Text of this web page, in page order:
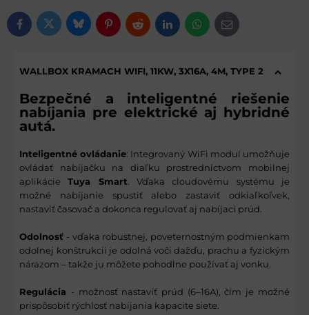
FacebookTwitterBlueskyPinterestRedditLinkedInWhatsApp
E-mail
WALLBOX KRAMACH WIFI, 11KW, 3X16A, 4M, TYPE 2
Bezpečné a inteligentné riešenie
nabíjania pre elektrické aj hybridné
autá.
Inteligentné ovládanie: Integrovaný WiFi modul umožňuje
ovládať nabíjačku na diaľku prostredníctvom mobilnej
aplikácieTuya Smart . Vďaka cloudovému systému je
možné nabíjanie spustiť alebo zastaviť odkiaľkoľvek,
nastaviť časovač a dokonca regulovať aj nabíjací prúd.
Odolnosť - vďaka robustnej, poveternostným podmienkam
odolnej konštrukcii je odolná voči dažďu, prachu a fyzickým
nárazom – takže ju môžete pohodlne používať aj vonku.
Regulácia - možnosť nastaviť prúd (6–16A), čím je možné
prispôsobiť rýchlosť nabíjania kapacite siete.